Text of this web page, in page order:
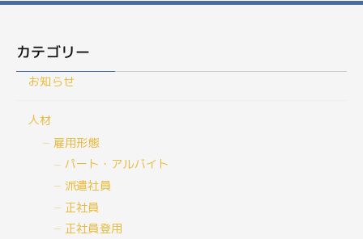
カテゴリー
お知らせ
人材
雇用形態
パート・アルバイト
派遣社員
正社員
正社員登用